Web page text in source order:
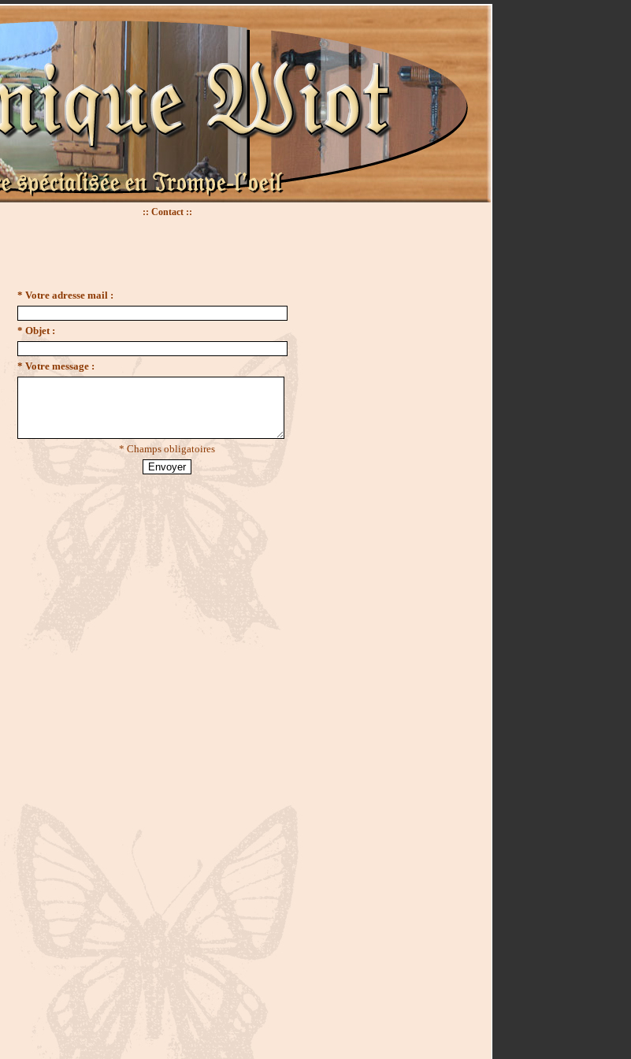
:: Contact ::
* Votre adresse mail :
* Objet :
* Votre message :
* Champs obligatoires